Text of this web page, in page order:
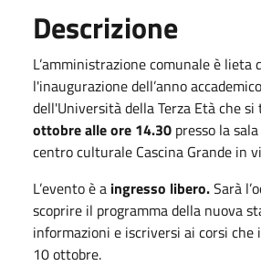
Descrizione
L’amministrazione comunale è lieta
l'inaugurazione dell’anno
dell'Università della Terza Età che
ottobre alle ore 14.30 presso la
centro culturale Cascina Grande in
L’evento è a ingresso libero.Sarà
scoprire il programma della nuova
informazioni e iscriversi ai corsi che
10 ottobre.